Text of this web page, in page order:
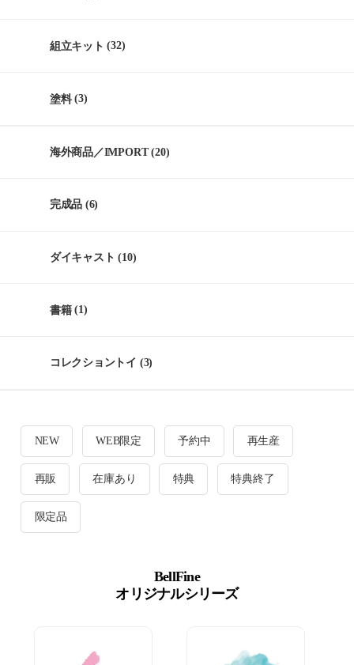
組立キット (32)
塗料(3)
海外商品／IMPORT(20)
完成品 (6)
ダイキャスト (10)
書籍(1)
コレクショントイ (3)
NEW WEB限定 予約中 再生産
再販 在庫あり 特典 特典終了
限定品
BellFine
オリジナルシリーズ